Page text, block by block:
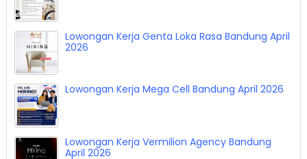
Lowongan Kerja Genta Loka Rasa Bandung April
2026
Lowongan Kerja Mega Cell Bandung April 2026
Lowongan Kerja Vermilion Agency Bandung
April 2026